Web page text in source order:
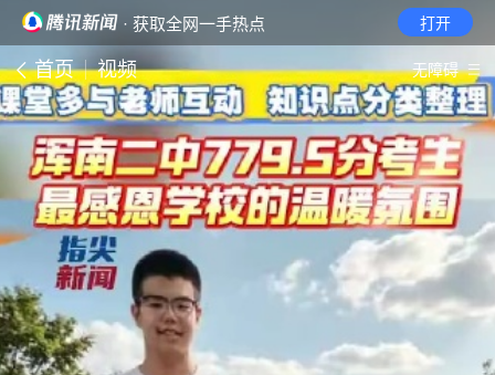
· 获取全网一手热点 打开
首页 视频 无障碍